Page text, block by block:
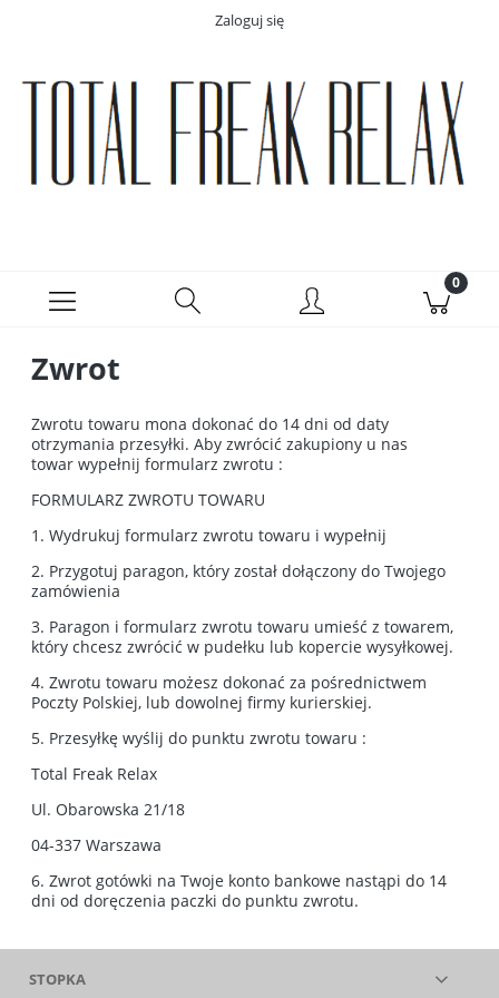
Zaloguj się
Zwrot
Zwrotu towaru mona dokonać do 14 dni od daty
otrzymania przesyłki. Aby zwrócić zakupiony u nas
towar wypełnij formularz zwrotu :
FORMULARZ ZWROTU TOWARU
1. Wydrukuj formularz zwrotu towaru i wypełnij
2. Przygotuj paragon, który został dołączony do Twojego
zamówienia
3. Paragon i formularz zwrotu towaru umieść z towarem,
który chcesz zwrócić w pudełku lub kopercie wysyłkowej.
4. Zwrotu towaru możesz dokonać za pośrednictwem
Poczty Polskiej, lub dowolnej firmy kurierskiej.
5. Przesyłkę wyślij do punktu zwrotu towaru :
Total Freak Relax
Ul. Obarowska 21/18
04-337 Warszawa
6. Zwrot gotówki na Twoje konto bankowe nastąpi do 14
dni od doręczenia paczki do punktu zwrotu.
STOPKA